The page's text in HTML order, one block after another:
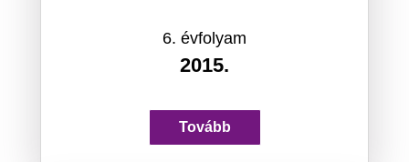
6. évfolyam
2015.
Tovább